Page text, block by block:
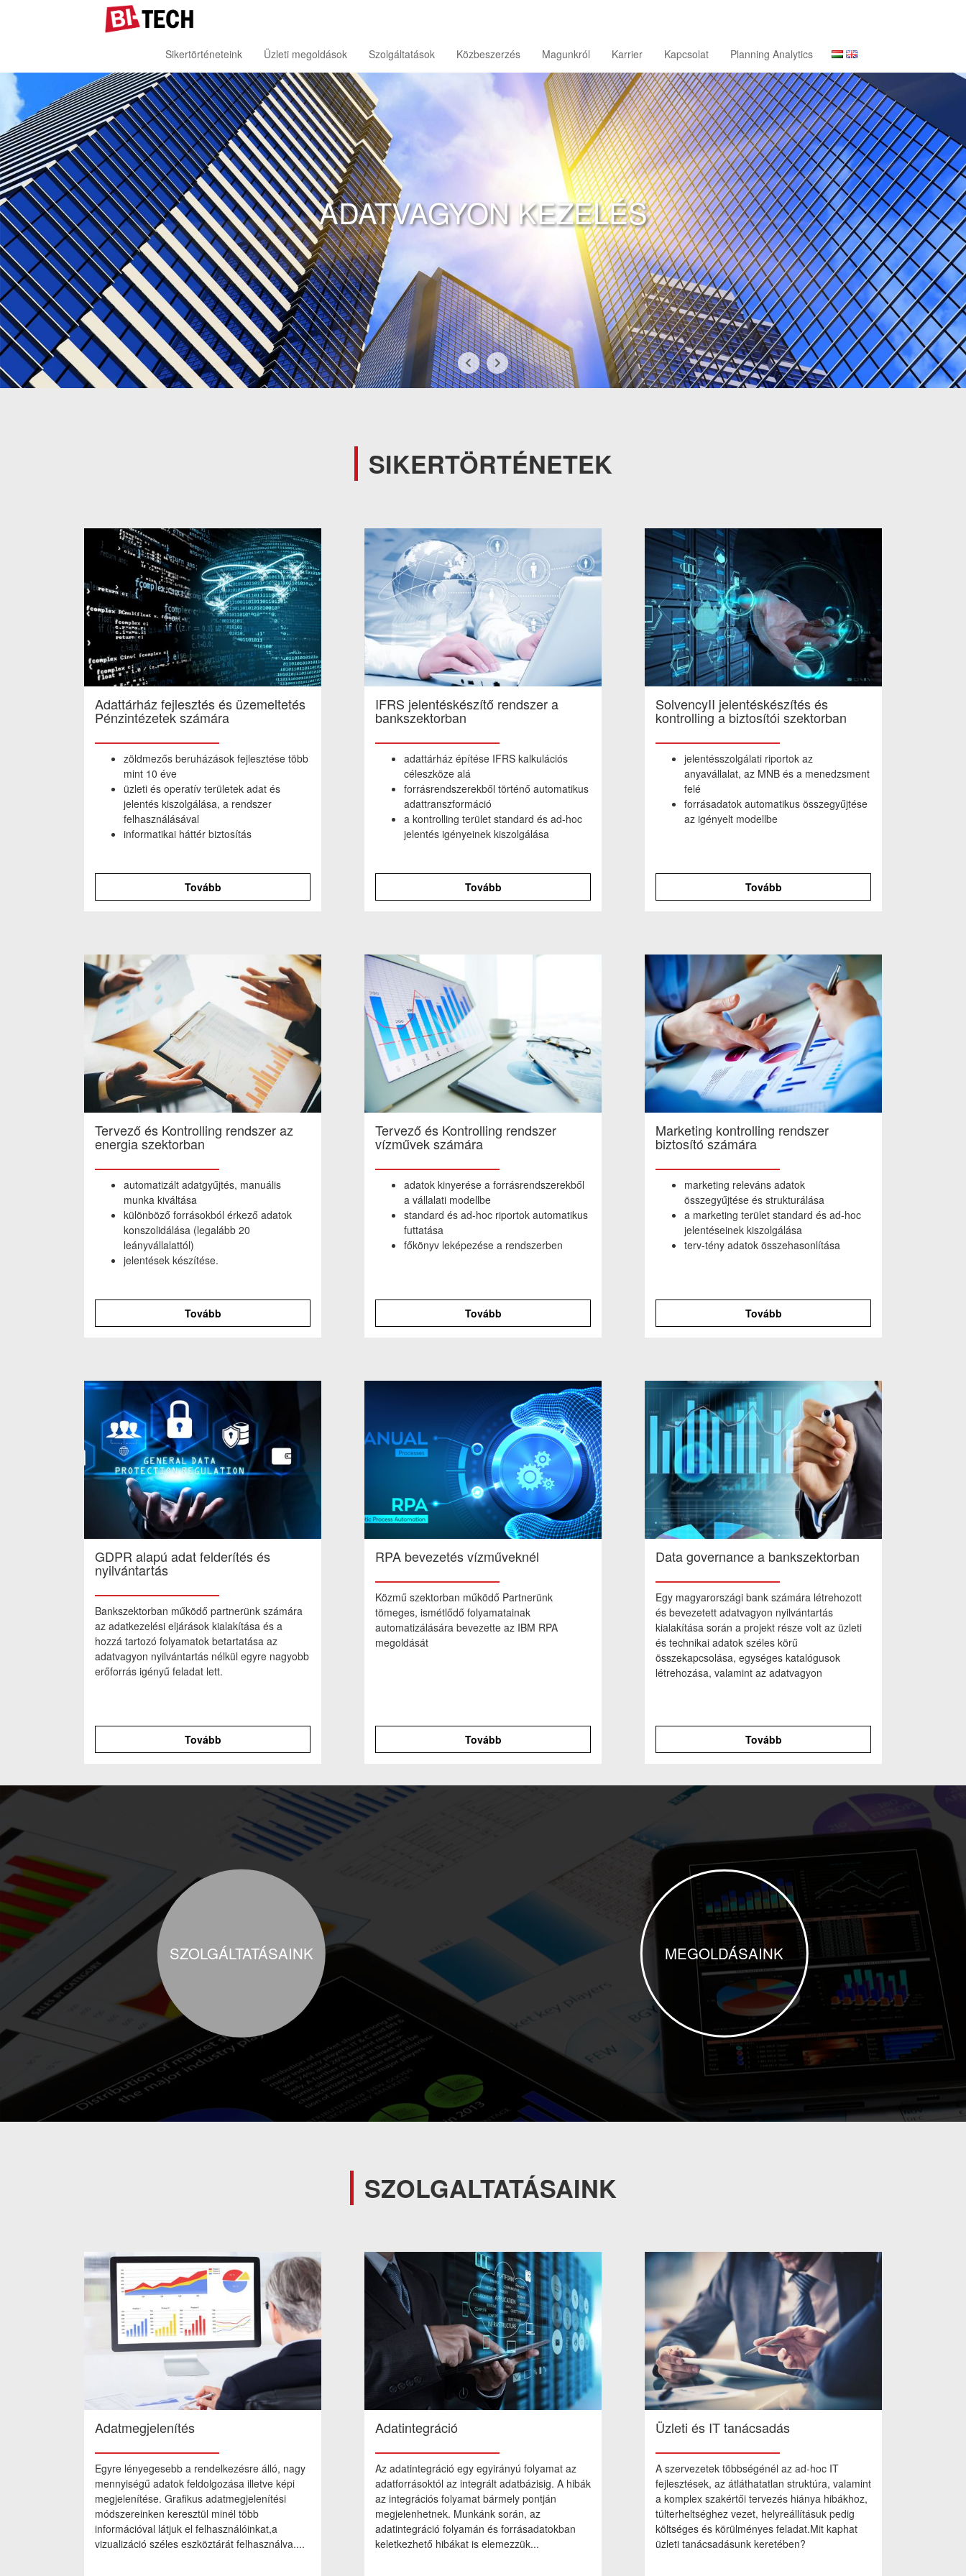
Sikertörténeteink Üzleti megoldások Szolgáltatások Közbeszerzés Magunkról Karrier Kapcsolat Planning Analytics
ADATTÁRHÁZ FEJLESZTÉS
SIKERTÖRTÉNETEK
Adattárház fejlesztés és üzemeltetés
Pénzintézetek számára
zöldmezős beruházások fejlesztése több
mint 10 éve
üzleti és operatív területek adat és
jelentés kiszolgálása, a rendszer
felhasználásával
informatikai háttér biztosítás
Tovább
IFRS jelentéskészítő rendszer a
bankszektorban
adattárház építése IFRS kalkulációs
céleszköze alá
forrásrendszerekből történő automatikus
adattranszformáció
a kontrolling terület standard és ad-hoc
jelentés igényeinek kiszolgálása
Tovább
SolvencyII jelentéskészítés és
kontrolling a biztosítói szektorban
jelentésszolgálati riportok az
anyavállalat, az MNB és a menedzsment
felé
forrásadatok automatikus összegyűjtése
az igényelt modellbe
Tovább
Tervező és Kontrolling rendszer az
energia szektorban
automatizált adatgyűjtés, manuális
munka kiváltása
különböző forrásokból érkező adatok
konszolidálása (legalább 20
leányvállalattól)
jelentések készítése.
értelmezhető mondatok, kiemelve a
Tovább
Tervező és Kontrolling rendszer
vízművek számára
adatok kinyerése a forrásrendszerekből
a vállalati modellbe
standard és ad-hoc riportok automatikus
futtatása
főkönyv leképezése a rendszerben
Tovább
Marketing kontrolling rendszer
biztosító számára
marketing releváns adatok
összegyűjtése és strukturálása
a marketing terület standard és ad-hoc
jelentéseinek kiszolgálása
terv-tény adatok összehasonlítása
Tovább
GDPR alapú adat felderítés és
nyilvántartás
Bankszektorban működő partnerünk számára
az adatkezelési eljárások kialakítása és a
hozzá tartozó folyamatok betartatása az
adatvagyon nyilvántartás nélkül egyre nagyobb
erőforrás igényű feladat lett.
Tovább
RPA bevezetés vízműveknél
Közmű szektorban működő Partnerünk
tömeges, ismétlődő folyamatainak
automatizálására bevezette az IBM RPA
megoldását
Tovább
Data governance a bankszektorban
Egy magyarországi bank számára létrehozott
és bevezetett adatvagyon nyilvántartás
kialakítása során a projekt része volt az üzleti
és technikai adatok széles körű
összekapcsolása, egységes katalógusok
létrehozása, valamint az adatvagyon
Tovább
SZOLGÁLTATÁSAINK MEGOLDÁSAINK
SZOLGALTATÁSAINK
Adatmegjelenítés
Egyre lényegesebb a rendelkezésre álló, nagy
mennyiségű adatok feldolgozása illetve képi
megjelenítése. Grafikus adatmegjelenítési
módszereinken keresztül minél több
információval látjuk el felhasználóinkat,a
vizualizáció széles eszköztárát felhasználva....
Adatintegráció
Az adatintegráció egy egyirányú folyamat az
adatforrásoktól az integrált adatbázisig. A hibák
az integrációs folyamat bármely pontján
megjelenhetnek. Munkánk során, az
adatintegráció folyamán és forrásadatokban
keletkezhető hibákat is elemezzük...
Üzleti és IT tanácsadás
A szervezetek többségénél az ad-hoc IT
fejlesztések, az átláthatatlan struktúra, valamint
a komplex szakértői tervezés hiánya hibákhoz,
túlterheltséghez vezet, helyreállításuk pedig
költséges és körülményes feladat.Mit kaphat
üzleti tanácsadásunk keretében?